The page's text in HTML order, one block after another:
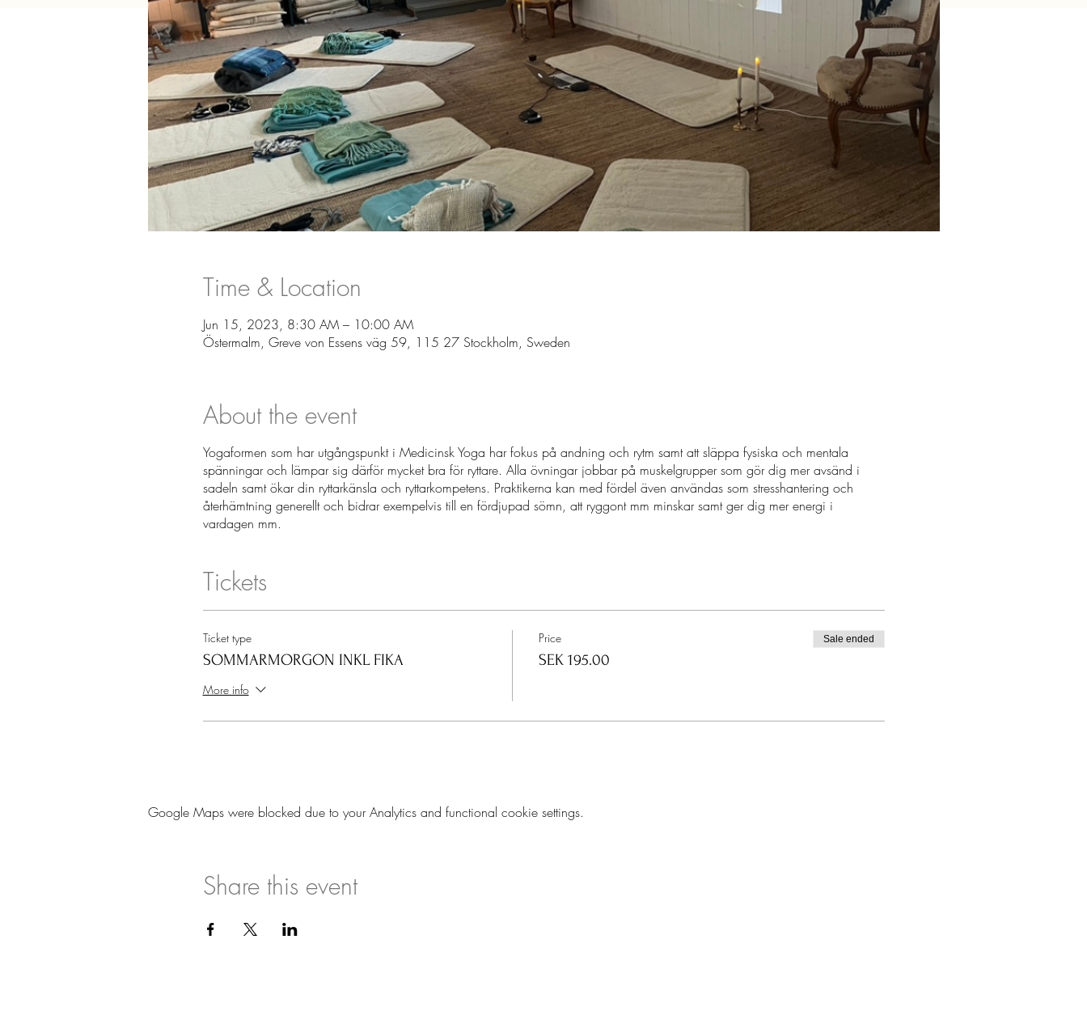
Time & Location
Jun 15, 2023, 8:30 AM – 10:00 AM
Östermalm, Greve von Essens väg 59, 115 27 Stockholm, Sweden
About the event
Yogaformen som har utgångspunkt i Medicinsk Yoga har fokus på andning och rytm samt att släppa fysiska och mentala
spänningar och lämpar sig därför mycket bra för ryttare. Alla övningar jobbar på muskelgrupper som gör dig mer avsänd i
sadeln samt ökar din ryttarkänsla och ryttarkompetens. Praktikerna kan med fördel även användas som stresshantering och
återhämtning generellt och bidrar exempelvis till en fördjupad sömn, att ryggont mm minskar samt ger dig mer energi i
vardagen mm.
Tickets
Ticket type
SOMMARMORGON INKL FIKA
More info
Price
SEK 195.00
Sale ended
Google Maps were blocked due to your Analytics and functional cookie settings.
Share this event